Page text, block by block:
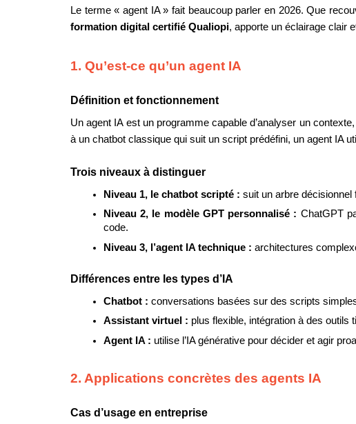
Le terme « agent IA » fait beaucoup parler en 2026. Que
formation digital certifié Qualiopi, apporte un éclairage clair
1. Qu’est-ce qu’un agent IA
Définition et fonctionnement
Un agent IA est un programme capable d’analyser un
à un chatbot classique qui suit un script prédéfini, un agent IA
Trois niveaux à distinguer
Niveau 1, le chatbot scripté : suit un arbre décisionnel
Niveau 2, le modèle GPT personnalisé : ChatGPT
code.
Niveau 3, l’agent IA technique : architectures
Différences entre les types d’IA
Chatbot : conversations basées sur des scripts
Assistant virtuel : plus flexible, intégration à des outils
Agent IA : utilise l’IA générative pour décider et agir
2. Applications concrètes des agents IA
Cas d’usage en entreprise